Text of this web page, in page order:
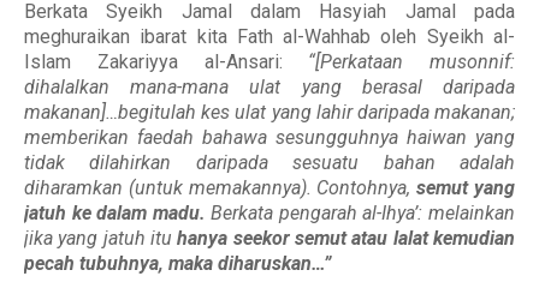
Berkata Syeikh Jamal dalam Hasyiah Jamal pada
meghuraikan ibarat kita Fath al-Wahhab oleh Syeikh al-
Islam Zakariyya al-Ansari:
“[Perkataan musonnif:
dihalalkan mana-mana ulat yang berasal daripada
makanan]…begitulah kes ulat yang lahir daripada makanan;
memberikan faedah bahawa sesungguhnya haiwan yang
tidak dilahirkan daripada sesuatu bahan adalah
diharamkan (untuk memakannya). Contohnya,semut yang
jatuh ke dalam madu.Berkata pengarah al-Ihya’: melainkan
jika yang jatuh ituhanya seekor semut atau lalat kemudian
pecah tubuhnya, maka diharuskan…”